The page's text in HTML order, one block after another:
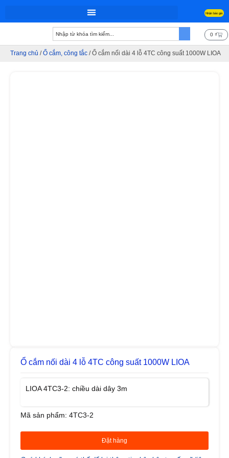
Nhận báo giá
0 ₫
Trang chủ /Ổ cắm, công tắc / Ổ cắm nối dài 4 lỗ 4TC công suất 1000W LIOA
Ổ cắm nối dài 4 lỗ 4TC công suất 1000W LIOA
LIOA 4TC3-2: chiều dài dây 3m
Mã sản phẩm: 4TC3-2
Đặt hàng